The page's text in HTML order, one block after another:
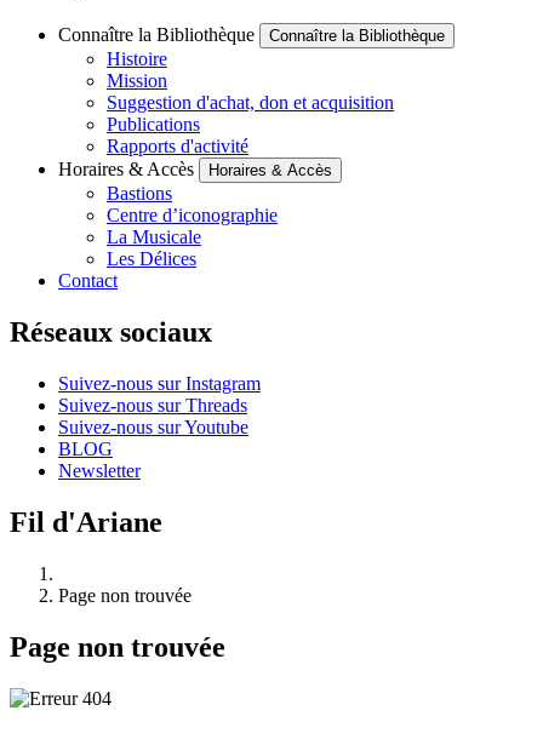
Connaître la Bibliothèque Connaître la Bibliothèque
Histoire
Mission
Suggestion d'achat, don et acquisition
Publications
Rapports d'activité
Horaires & Accès
Horaires & Accès
Bastions
Centre d’iconographie
La Musicale
Les Délices
Contact
Réseaux sociaux
Suivez-nous sur Instagram
Suivez-nous sur Threads
Suivez-nous sur Youtube
BLOG
Newsletter
Fil d'Ariane
Page non trouvée
Page non trouvée